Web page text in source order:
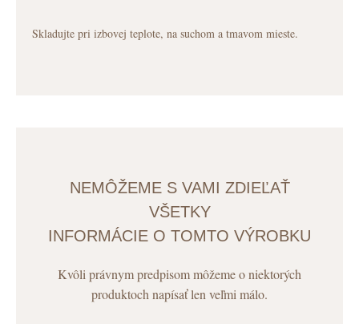
Skladujte pri izbovej teplote, na suchom a tmavom mieste.
NEMÔŽEME S VAMI ZDIEĽAŤ
VŠETKY
INFORMÁCIE O TOMTO VÝROBKU
Kvôli právnym predpisom môžeme o niektorých
produktoch napísať len veľmi málo.